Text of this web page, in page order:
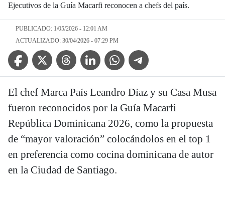
Ejecutivos de la Guía Macarfi reconocen a chefs del país.
PUBLICADO: 1/05/2026 - 12:01 AM
ACTUALIZADO: 30/04/2026 - 07:29 PM
Facebook IconTwitter IconThreads IconLinkedin IconWhatsApp IconTelegram Icon
El chef Marca País Leandro Díaz y su Casa Musa
fueron reconocidos por la Guía Macarfi
República Dominicana 2026, como la propuesta
de “mayor valoración” colocándolos en el top 1
en preferencia como cocina dominicana de autor
en la Ciudad de Santiago.